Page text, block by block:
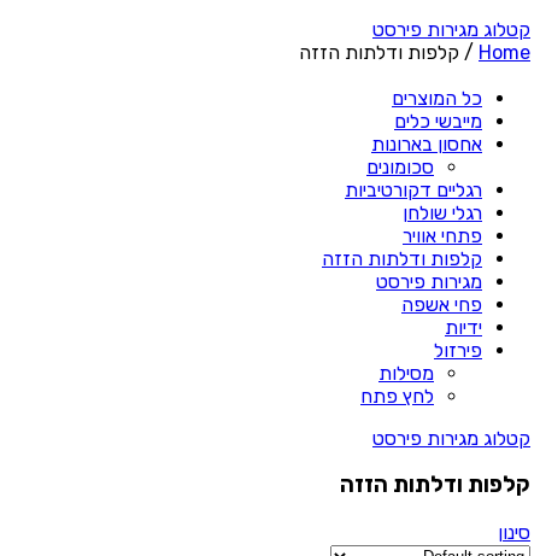
קטלוג מגירות פירסט
Home / קלפות ודלתות הזזה
כל המוצרים
מייבשי כלים
אחסון בארונות
סכומונים
רגליים דקורטיביות
רגלי שולחן
פתחי אוויר
קלפות ודלתות הזזה
מגירות פירסט
פחי אשפה
ידיות
פירזול
מסילות
לחץ פתח
קטלוג מגירות פירסט
קלפות ודלתות הזזה
סינון